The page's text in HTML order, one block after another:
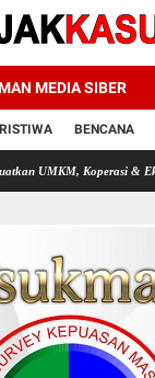
MEDIA SIBER
BENCANA
& Ekonomi Kreatif